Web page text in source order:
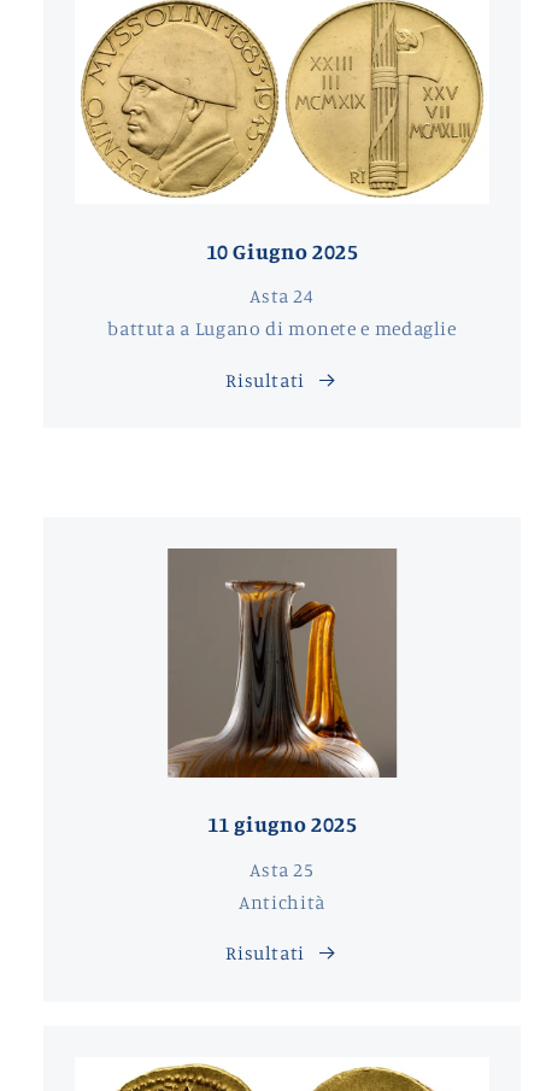
10 Giugno 2025
Asta 24
battuta a Lugano di monete e medaglie
Risultati
11 giugno 2025
Asta 25
Antichità
Risultati